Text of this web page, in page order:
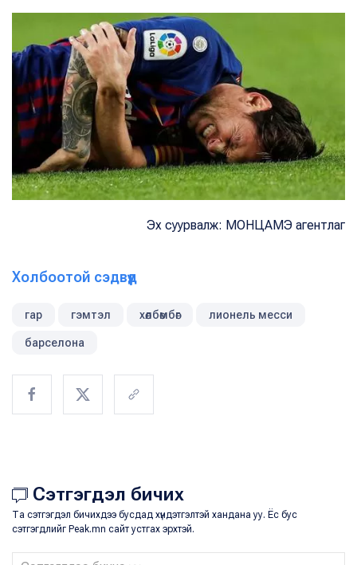
Эх суурвалж: МОНЦАМЭ агентлаг
Холбоотой сэдвүүд
гар гэмтэл хөлбөмбөг лионель месси
барселона
Сэтгэгдэл бичих
Та сэтгэгдэл бичихдээ бусдад хүндэтгэлтэй хандана уу. Ёс бус
сэтгэгдлийг Peak.mn сайт устгах эрхтэй.